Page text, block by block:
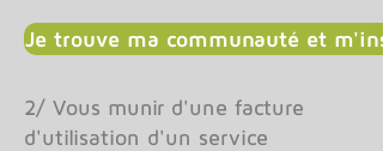
Je trouve ma communauté et
2/ Vous munir d'une facture
d'utilisation d'un service